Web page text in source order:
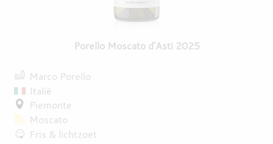
Porello Moscato d'Asti 2025
Marco Porello
Italië
Piemonte
Moscato
Fris & lichtzoet